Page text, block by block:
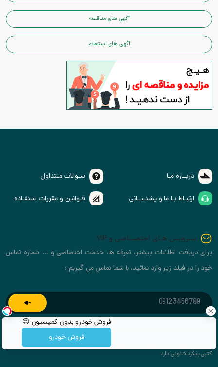
آگهی های مناقصه
آگهی های استعلام
فروش خودرو بدون کمیسیون 😍
فروش خودرو
دربــاره مـا سـوالات مـتداول
ارتبـاط بـا ما و پشتیبــانی قـوانین و مقررات استفـاده
سـرویس هـای اختصــاصی و VIP
برای دریافت اطلاعات بیشتر، تعرفه ها، خدمات اختصاصی و ... شماره تماس
خود را در فیلد زیر وارد نمائید، با شما تماس می گیریم :
تمـامی حقوق برای مزایده مناقصه محفوظ بوده و استفاده از اطلاعات موجود بدون اجازه
کتبی پیگرد قانونی دارد.